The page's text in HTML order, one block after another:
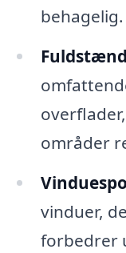
behagelig.
områder
vinduer,
forbedrer